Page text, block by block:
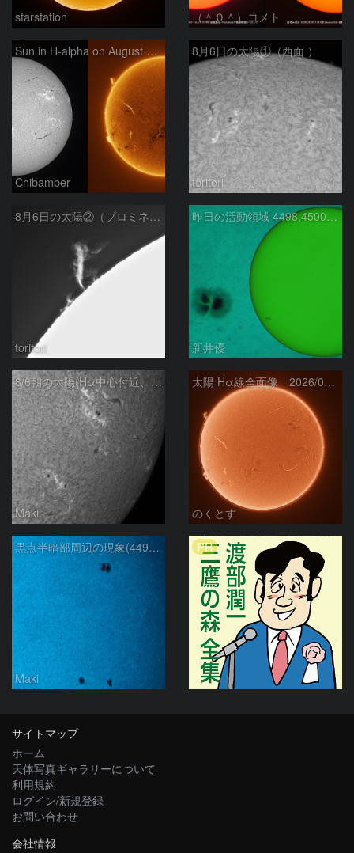
starstation （＾０＾）コメト
Sun in H-alpha on August 6, 2026
Chibamber
8月6日の太陽①（西面 ）
toritori
8月6日の太陽②（プロミネン北東縁 ）
toritori
昨日の活動領域 4498,4500：2026/08/05
新井優
8/6朝の太陽(Hα中心付近、4498、4502付近)
Maki
太陽 Hα線全面像 2026/08/06
のくとす
黒点半暗部周辺の現象(4498、4502付近)8/6
Maki
PR
サイトマップ
ホーム
天体写真ギャラリーについて
利用規約
ログイン/新規登録
お問い合わせ
会社情報